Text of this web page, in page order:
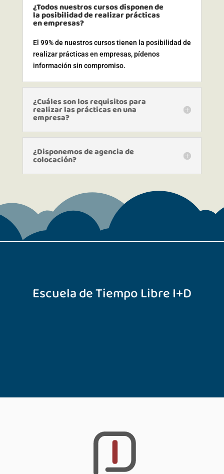
¿Todos nuestros cursos disponen de
la posibilidad de realizar prácticas
en empresas?
El 99% de nuestros cursos tienen la posibilidad de
realizar prácticas en empresas, pídenos
información sin compromiso.
¿Cuáles son los requisitos para
realizar las prácticas en una
empresa?
¿Disponemos de agencia de
colocación?
Escuela de Tiempo Libre I+D